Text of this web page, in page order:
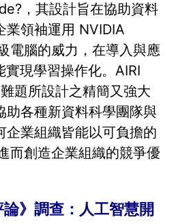
，其設計旨在協助資料
業領袖運用 NVIDIA
電腦的威力，在導入與應
實現學習操作化。AIRI
題所設計之精簡又強大
助各種新資料科學團隊與
企業組織皆能以可負擔的
而創造企業組織的競爭優
論》調查：人工智慧開